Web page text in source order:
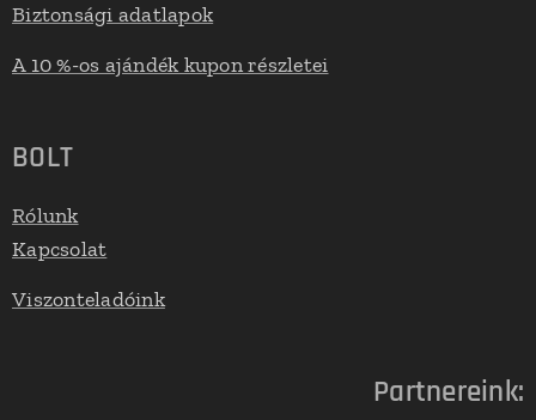
Biztonsági adatlapok
A 10 %-os ajándék kupon részletei
BOLT
Rólunk
Kapcsolat
Viszonteladóink
Partnereink: